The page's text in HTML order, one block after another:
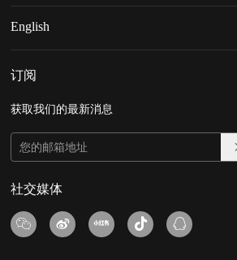
English
订阅
获取我们的最新消息
社交媒体